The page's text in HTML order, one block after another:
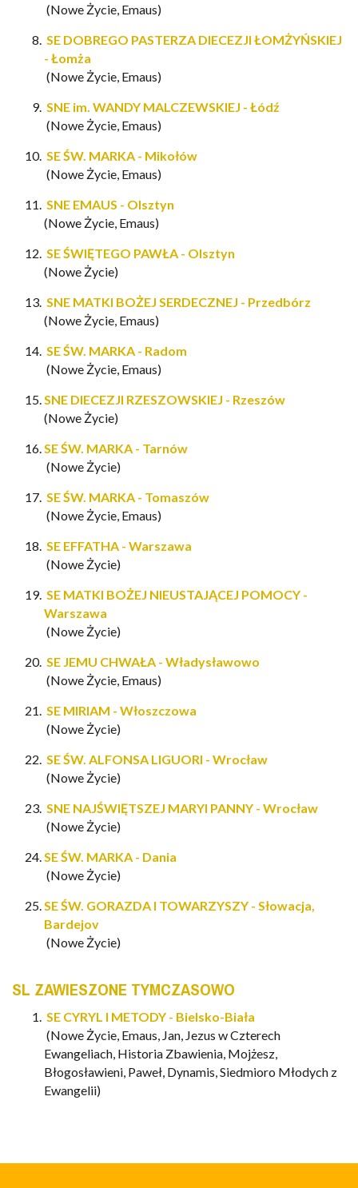
(Nowe Życie, Emaus)
SE DOBREGO PASTERZA DIECEZJI ŁOMŻYŃSKIEJ
- Łomża
(Nowe Życie, Emaus)
SNE im. WANDY MALCZEWSKIEJ - Łódź
(Nowe Życie, Emaus)
SE ŚW. MARKA - Mikołów
(Nowe Życie, Emaus)
SNE EMAUS - Olsztyn
(Nowe Życie, Emaus)
SE ŚWIĘTEGO PAWŁA - Olsztyn
(Nowe Życie)
SNE MATKI BOŻEJ SERDECZNEJ - Przedbórz
(Nowe Życie, Emaus)
SE ŚW. MARKA - Radom
(Nowe Życie, Emaus)
SNE DIECEZJI RZESZOWSKIEJ - Rzeszów
(Nowe Życie)
SE ŚW. MARKA - Tarnów
(Nowe Życie)
SE ŚW. MARKA - Tomaszów
(Nowe Życie, Emaus)
SE EFFATHA - Warszawa
(Nowe Życie)
SE MATKI BOŻEJ NIEUSTAJĄCEJ POMOCY -
Warszawa
(Nowe Życie)
SE JEMU CHWAŁA - Władysławowo
(Nowe Życie, Emaus)
SE MIRIAM - Włoszczowa
(Nowe Życie)
SE ŚW. ALFONSA LIGUORI - Wrocław
(Nowe Życie)
SNE NAJŚWIĘTSZEJ MARYI PANNY - Wrocław
(Nowe Życie)
SE ŚW. MARKA - Dania
(Nowe Życie)
SE ŚW. GORAZDA I TOWARZYSZY - Słowacja,
Bardejov
(Nowe Życie)
SL ZAWIESZONE TYMCZASOWO
SE CYRYL I METODY - Bielsko-Biała
(Nowe Życie, Emaus, Jan, Jezus w Czterech
Ewangeliach , Historia Zbawienia, Mojżesz,
Błogosławieni, Paweł, Dynamis, Siedmioro Młodych z
Ewangelii)